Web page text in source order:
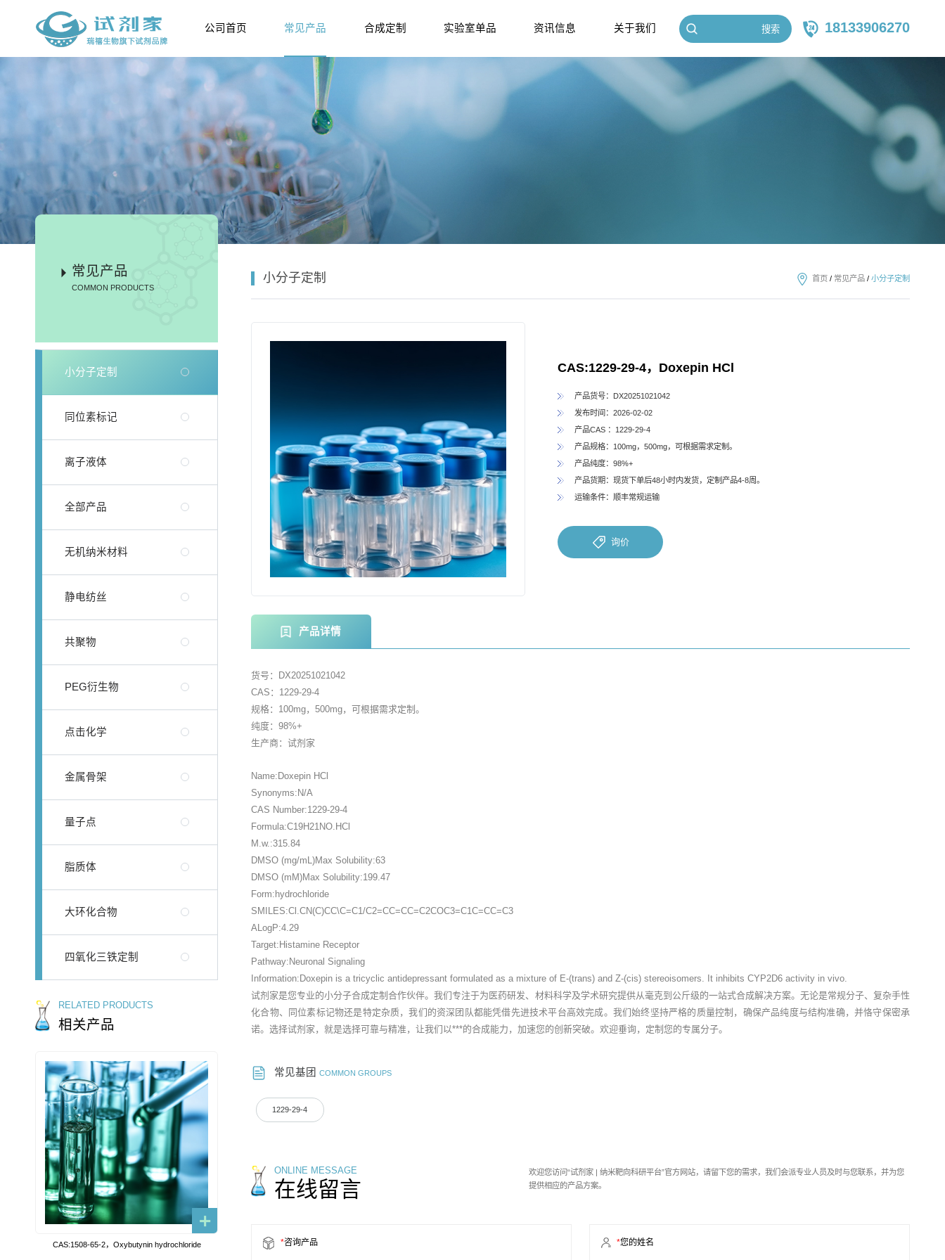
公司首页 常见产品 合成定制 实验室单品 资讯信息 关于我们 搜索 18133906270
常见产品
COMMON PRODUCTS
小分子定制
同位素标记
离子液体
全部产品
无机纳米材料
静电纺丝
共聚物
PEG衍生物
点击化学
金属骨架
量子点
脂质体
大环化合物
四氧化三铁定制
RELATED PRODUCTS
相关产品
CAS:1508-65-2，Oxybutynin hydrochloride
小分子定制 首页 / 常见产品 / 小分子定制
CAS:1229-29-4，Doxepin HCl
产品货号：DX20251021042
发布时间：2026-02-02
产品CAS ：1229-29-4
产品规格：100mg，500mg，可根据需求定制。
产品纯度：98%+
产品货期：现货下单后48小时内发货，定制产品4-8周。
运输条件：顺丰常规运输
询价
产品详情
货号：DX20251021042
CAS：1229-29-4
规格：100mg，500mg，可根据需求定制。
纯度：98%+
生产商：试剂家
Name:Doxepin HCl
Synonyms:N/A
CAS Number:1229-29-4
Formula:C19H21NO.HCl
M.w.:315.84
DMSO (mg/mL)Max Solubility:63
DMSO (mM)Max Solubility:199.47
Form:hydrochloride
SMILES:Cl.CN(C)CC\C=C1/C2=CC=CC=C2COC3=C1C=CC=C3
ALogP:4.29
Target:Histamine Receptor
Pathway:Neuronal Signaling
Information:Doxepin is a tricyclic antidepressant formulated as a mixture of E-(trans) and Z-(cis) stereoisomers. It inhibits CYP2D6 activity in vivo.
试剂家是您专业的小分子合成定制合作伙伴。我们专注于为医药研发、材料科学及学术研究提供从毫克到公斤级的一站式合成解决方案。无论是常规分子、复杂手性
化合物、同位素标记物还是特定杂质，我们的资深团队都能凭借先进技术平台高效完成。我们始终坚持严格的质量控制，确保产品纯度与结构准确，并恪守保密承
诺。选择试剂家，就是选择可靠与精准，让我们以***的合成能力，加速您的创新突破。欢迎垂询，定制您的专属分子。
常见基团COMMON GROUPS
1229-29-4
ONLINE MESSAGE
在线留言
欢迎您访问“试剂家 | 纳米靶向科研平台”官方网站，请留下您的需求，我们会派专业人员及时与您联系，并为您
提供相应的产品方案。
*咨询产品 *您的姓名